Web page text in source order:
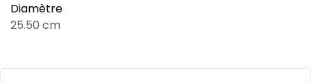
Diamètre
25.50 cm